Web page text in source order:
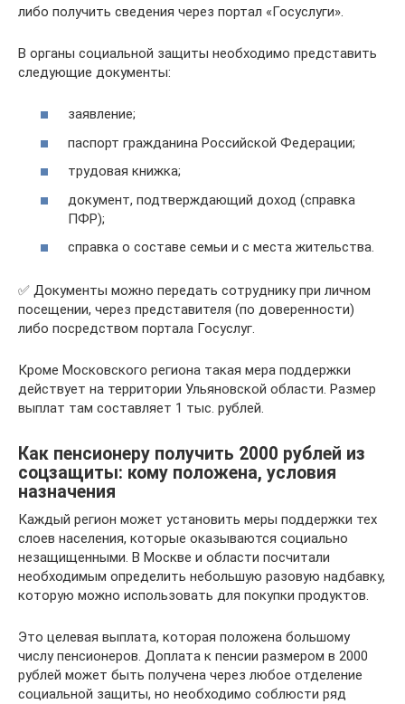
либо получить сведения через портал «Госуслуги».
В органы социальной защиты необходимо представить
следующие документы:
заявление;
паспорт гражданина Российской Федерации;
трудовая книжка;
документ, подтверждающий доход (справка
ПФР);
справка о составе семьи и с места жительства.
✅ Документы можно передать сотруднику при личном
посещении, через представителя (по доверенности)
либо посредством портала Госуслуг.
Кроме Московского региона такая мера поддержки
действует на территории Ульяновской области. Размер
выплат там составляет 1 тыс. рублей.
Как пенсионеру получить 2000 рублей из
соцзащиты: кому положена, условия
назначения
Каждый регион может установить меры поддержки тех
слоев населения, которые оказываются социально
незащищенными. В Москве и области посчитали
необходимым определить небольшую разовую надбавку,
которую можно использовать для покупки продуктов.
Это целевая выплата, которая положена большому
числу пенсионеров. Доплата к пенсии размером в 2000
рублей может быть получена через любое отделение
социальной защиты, но необходимо соблюсти ряд